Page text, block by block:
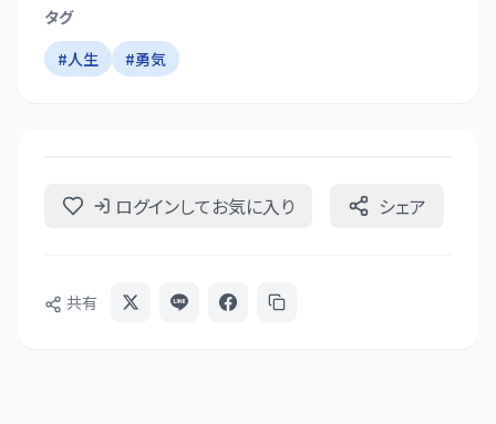
タグ
#人生 #勇気
ログインしてお気に入り シェア
共有